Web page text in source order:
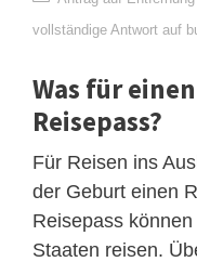
vollständige Antwort auf
Was für
Reisepass?
Für Reisen ins
der Geburt einen
Reisepass
Staaten reisen.